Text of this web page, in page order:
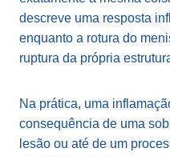
descreve uma resposta
enquanto a rotura do
ruptura da própria
Na prática, uma
consequência de uma
lesão ou até de um